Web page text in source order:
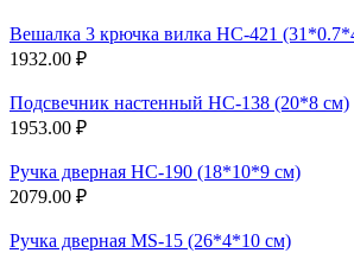
Вешалка 3 крючка вилка НС-421
1932.00 ₽
Подсвечник настенный НС-138 (20*8 см)
1953.00 ₽
Ручка дверная НС-190 (18*10*9 см)
2079.00 ₽
Ручка дверная MS-15 (26*4*10 см)